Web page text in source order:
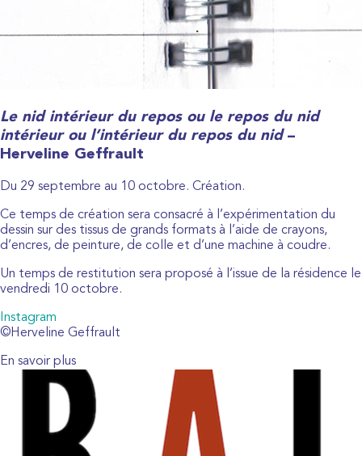
Le nid intérieur du repos ou le repos du nid
intérieur ou l’intérieur du repos du nid–
Herveline Geffrault
Du 29 septembre au 10 octobre. Création.
Ce temps de création sera consacré à l’expérimentation du
dessin sur des tissus de grands formats à l’aide de crayons,
d’encres, de peinture, de colle et d’une machine à coudre.
Un temps de restitution sera proposé à l’issue de la résidence le
vendredi 10 octobre.
Instagram
©Herveline Geffrault
En savoir plus